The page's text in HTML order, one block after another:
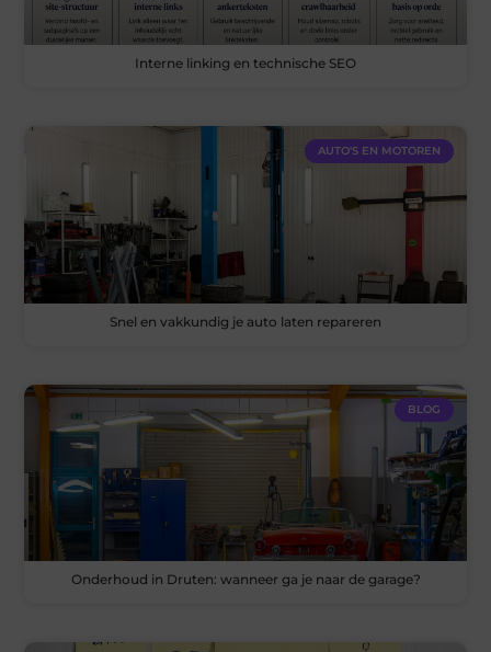
Interne linking en technische SEO
AUTO'S EN MOTOREN
Snel en vakkundig je auto laten repareren
BLOG
Onderhoud in Druten: wanneer ga je naar de garage?